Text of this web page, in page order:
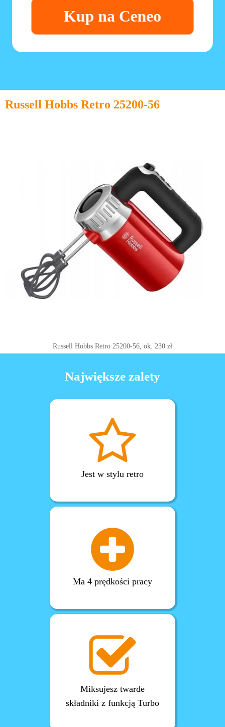
Kup na Ceneo
Russell Hobbs Retro 25200-56
Russell Hobbs Retro 25200-56, ok. 230 zł
Największe zalety
Jest w stylu retro
Ma 4 prędkości pracy
Miksujesz twarde
składniki z funkcją Turbo